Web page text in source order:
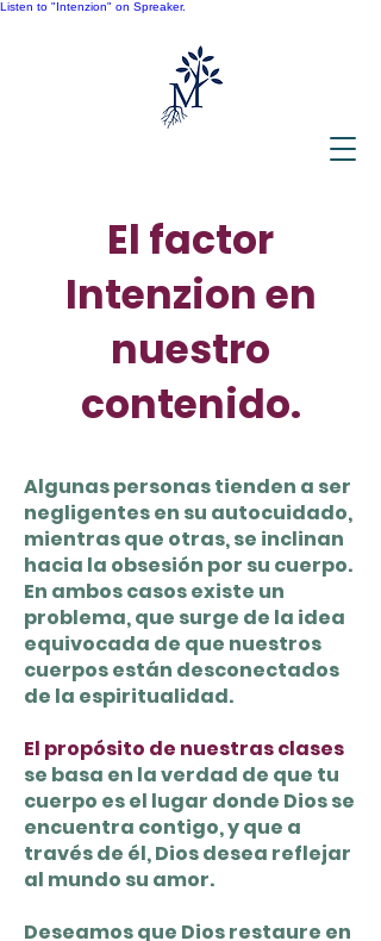
Listen to "Intenzion" on Spreaker.
El factor
Intenzion en
nuestro
contenido.
Algunas personas tienden a ser
negligentes en su autocuidado,
mientras que otras, se inclinan
hacia la obsesión por su cuerpo.
En ambos casos existe un
problema, que surge de la idea
equivocada de que nuestros
cuerpos están desconectados
de la espiritualidad.
El propósito de nuestras clases
se basa en la verdad de que tu
cuerpo es el lugar donde Dios se
encuentra contigo, y que a
través de él, Dios desea reflejar
al mundo su amor.
Deseamos que Dios restaure en